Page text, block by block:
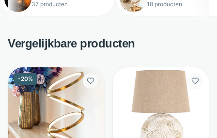
37 producten 18 producten
Vergelijkbare producten
-20%